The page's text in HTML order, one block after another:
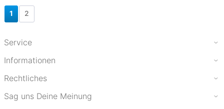
1 2
Service
Informationen
Rechtliches
Sag uns Deine Meinung